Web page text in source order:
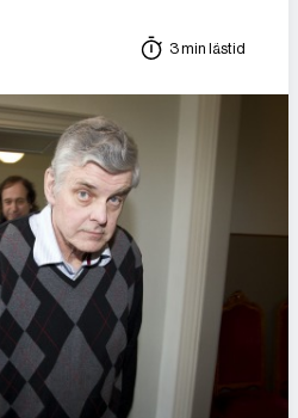
3 min lästid